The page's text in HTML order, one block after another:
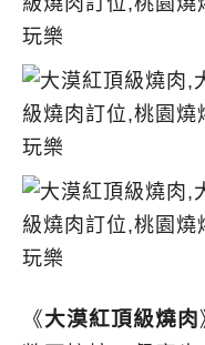
《大漠紅頂級燒肉